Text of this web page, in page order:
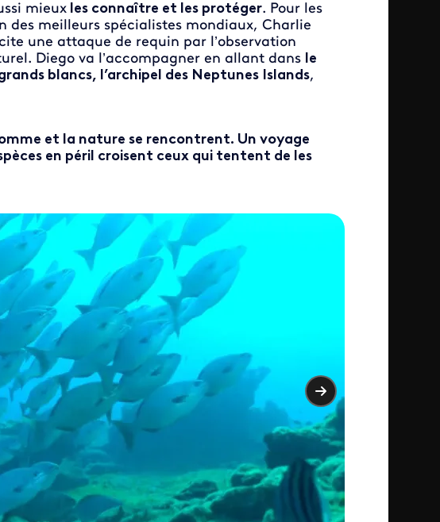
mieuxles connaître et les protéger. Pour les
des meilleurs spécialistes mondiaux, Charlie
une attaque de requin par l’observation
Diego va l’accompagner en allant dans le
blancs, l’archipel des Neptunes Islands,
et la nature se rencontrent. Un voyage
en péril croisent ceux qui tentent de les